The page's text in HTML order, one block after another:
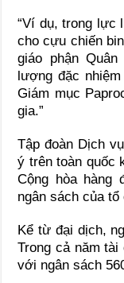
“Ví dụ, trong lực
cho cựu chiến
giáo phận
lượng đặc
Giám mục
gia.”
Tập đoàn Dịch
ý trên toàn quốc
Cộng hòa hàng
ngân sách của
Kể từ đại dịch,
Trong cả năm tài
với ngân sách